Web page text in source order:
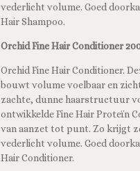
vederlicht volume. Goed
Hair Shampoo.
Orchid Fine Hair Conditioner
Orchid Fine Hair Conditioner.
bouwt volume voelbaar en
zachte, dunne haarstructuur
ontwikkelde Fine Hair Proteïn
van aanzet tot punt. Zo krijgt
vederlicht volume. Goed
Hair Conditioner.